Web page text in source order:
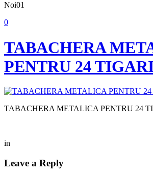
Noi01
0
TABACHERA
PENTRU 24
TABACHERA METALICA PENTRU 24
in
Leave a Reply